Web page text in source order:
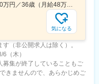
750万円／31歳（月給38万円） 960万円／36歳（月給48万円）
気になる
（非公開求人は除く）。
（木）
募集が終了していることもご
きませんので、あらかじめご